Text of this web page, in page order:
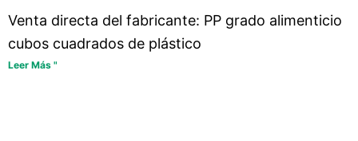
Venta directa del fabricante: PP grado alimenticio
cubos cuadrados de plástico
Leer Más "